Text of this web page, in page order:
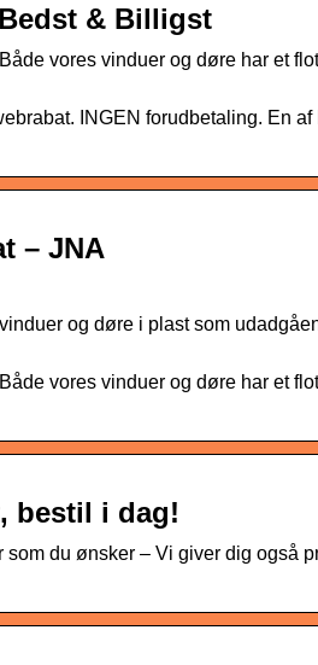
& Billigst
vores vinduer og døre har et
INGEN forudbetaling. En af
– JNA
og døre i plast som
vores vinduer og døre har et
bestil i dag!
du ønsker – Vi giver dig også